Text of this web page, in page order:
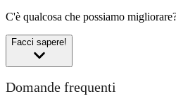
C'è qualcosa che possiamo
Facci sapere!
Domande frequenti